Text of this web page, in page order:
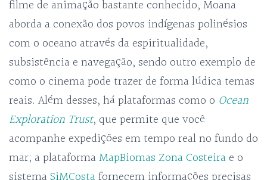
filme de animação bastante conhecido, Moana
aborda a conexão dos povos indígenas polinésios
com o oceano através da espiritualidade,
subsistência e navegação, sendo outro exemplo de
como o cinema pode trazer de forma lúdica temas
reais. Além desses, há plataformas como o Ocean
Exploration Trust, que permite que você
acompanhe expedições em tempo real no fundo do
mar; a plataformaMapBiomas Zona Costeirae o